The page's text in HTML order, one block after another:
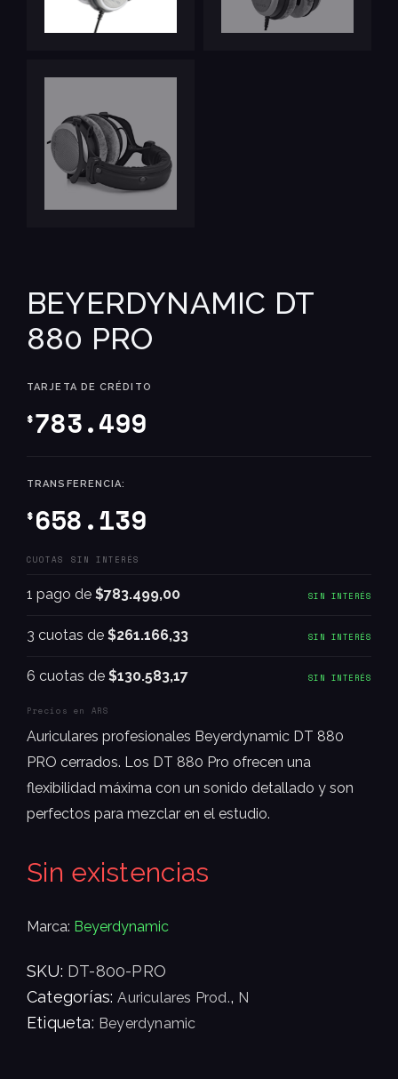
BEYERDYNAMIC DT
880 PRO
$783.499
TARJETA DE CRÉDITO
$658.139
TRANSFERENCIA:
CUOTAS SIN INTERÉS
1 pago de $783.499,00 SIN INTERÉS
3 cuotas de $261.166,33 SIN INTERÉS
6 cuotas de $130.583,17 SIN INTERÉS
Precios en ARS
Auriculares profesionales Beyerdynamic DT 880
PRO cerrados. Los DT 880 Pro ofrecen una
flexibilidad máxima con un sonido detallado y son
perfectos para mezclar en el estudio.
Sin existencias
Marca: Beyerdynamic
SKU: DT-800-PRO
Categorías:Auriculares Prod., N
Etiqueta: Beyerdynamic